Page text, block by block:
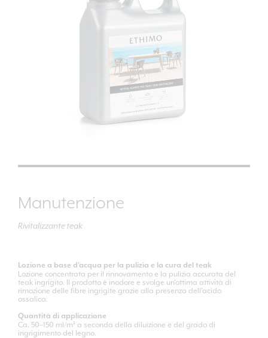
Manutenzione
Rivitalizzante teak
Lozione a base d'acqua per la pulizia e la cura del teak
Lozione concentrata per il rinnovamento e la pulizia accurata del
teak ingrigito. Il prodotto è inodore e svolge un'ottima attività di
rimozione delle fibre ingrigite grazie alla presenza dell'acido
ossalico.
Quantità di applicazione
Ca. 50–150 ml/m² a seconda della diluizione e del grado di
ingrigimento del legno.